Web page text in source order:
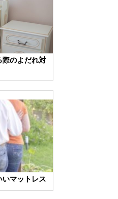
際のよだれ対
マットレス